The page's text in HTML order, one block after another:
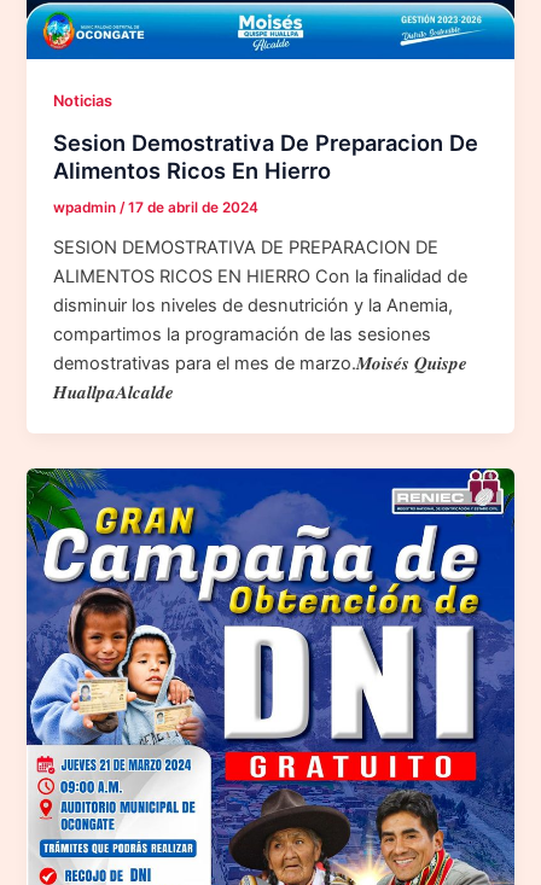
Noticias
Sesion Demostrativa De Preparacion De
Alimentos Ricos En Hierro
wpadmin/17 de abril de 2024
SESION DEMOSTRATIVA DE PREPARACION DE
ALIMENTOS RICOS EN HIERRO Con la finalidad de
disminuir los niveles de desnutrición y la Anemia,
compartimos la programación de las sesiones
demostrativas para el mes de marzo.𝑴𝒐𝒊𝒔𝒆́𝒔 𝑸𝒖𝒊𝒔𝒑𝒆
𝑯𝒖𝒂𝒍𝒍𝒑𝒂𝑨𝒍𝒄𝒂𝒍𝒅𝒆